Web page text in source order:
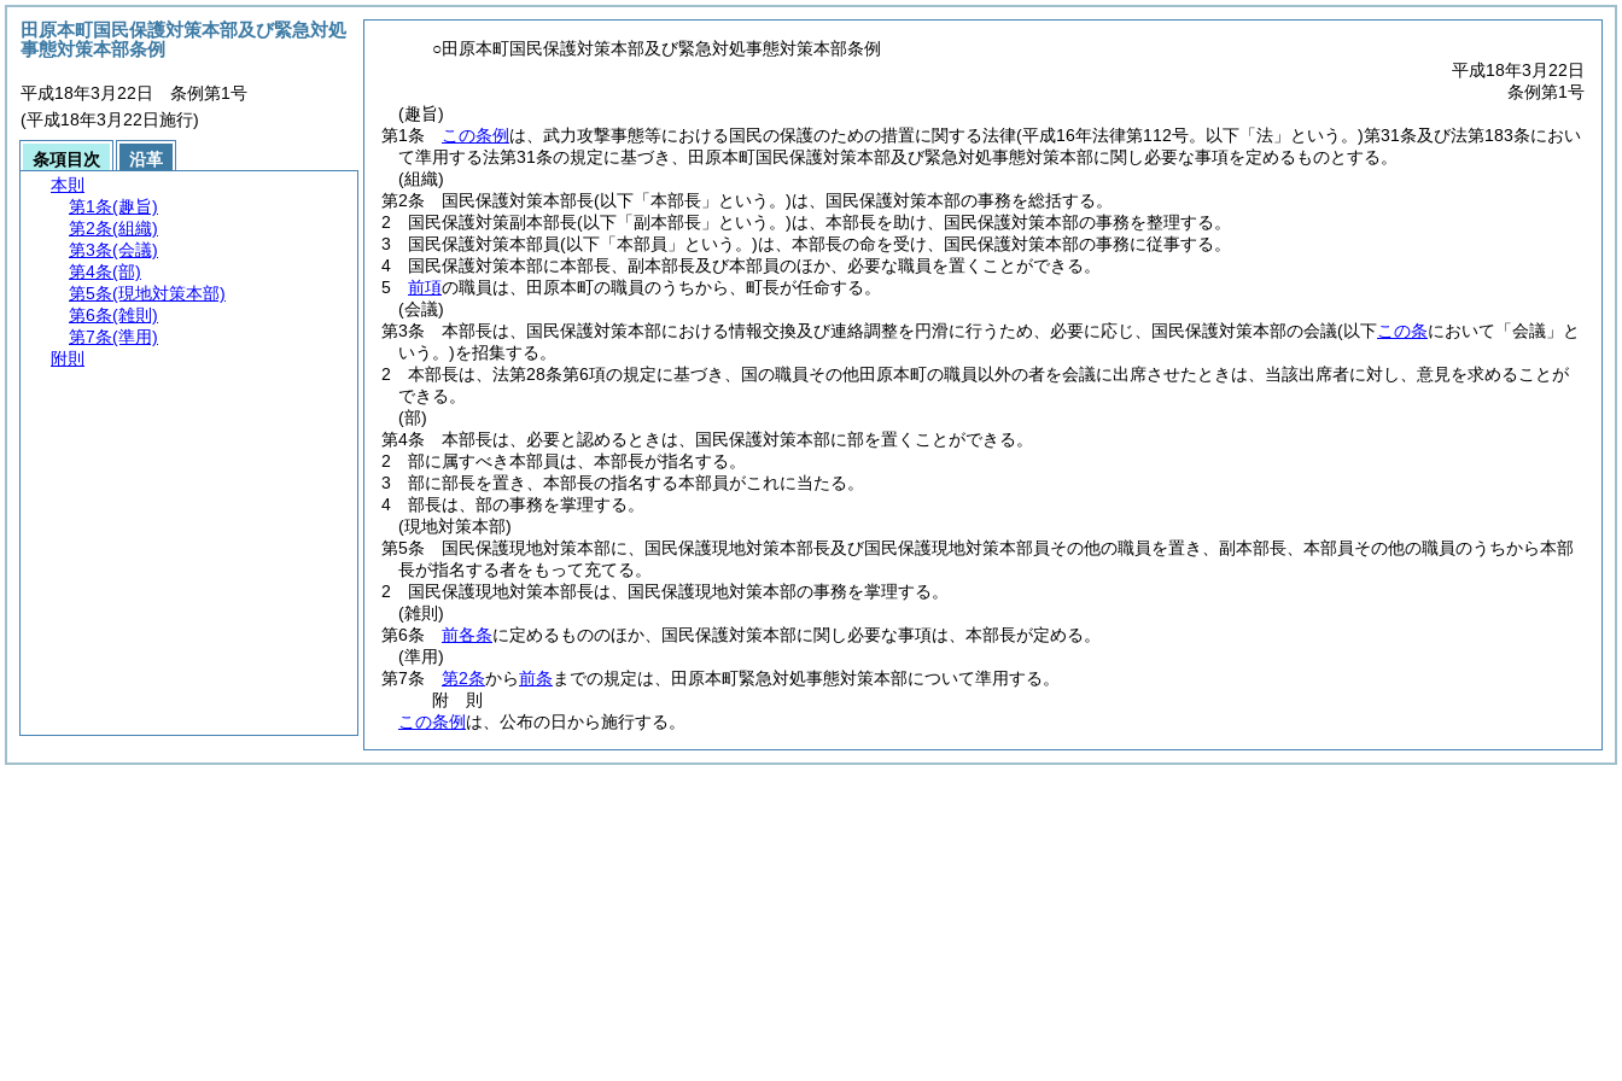
○田原本町国民保護対策本部及び緊急対処事態対策本部条例
平成18年3月22日
条例第1号
(趣旨)
第1条
この条例 は、武力攻撃事態等における国民の保護のための措置に関する法律(平成16年法律第112号。以下「法」という。)第31条及び法第183条におい
て準用する法第31条の規定に基づき、田原本町国民保護対策本部及び緊急対処事態対策本部に関し必要な事項を定めるものとする。
(組織)
第2条
国民保護対策本部長(以下「本部長」という。)は、国民保護対策本部の事務を総括する。
2
国民保護対策副本部長(以下「副本部長」という。)は、本部長を助け、国民保護対策本部の事務を整理する。
3
国民保護対策本部員(以下「本部員」という。)は、本部長の命を受け、国民保護対策本部の事務に従事する。
4
国民保護対策本部に本部長、副本部長及び本部員のほか、必要な職員を置くことができる。
5
前項の職員は、田原本町の職員のうちから、町長が任命する。
(会議)
第3条
本部長は、国民保護対策本部における情報交換及び連絡調整を円滑に行うため、必要に応じ、国民保護対策本部の会議(以下この条において「会議」と
いう。)を招集する。
2
本部長は、法第28条第6項の規定に基づき、国の職員その他田原本町の職員以外の者を会議に出席させたときは、当該出席者に対し、意見を求めることが
できる。
(部)
第4条
本部長は、必要と認めるときは、国民保護対策本部に部を置くことができる。
2
部に属すべき本部員は、本部長が指名する。
3
部に部長を置き、本部長の指名する本部員がこれに当たる。
4
部長は、部の事務を掌理する。
(現地対策本部)
第5条
国民保護現地対策本部に、国民保護現地対策本部長及び国民保護現地対策本部員その他の職員を置き、副本部長、本部員その他の職員のうちから本部
長が指名する者をもって充てる。
2
国民保護現地対策本部長は、国民保護現地対策本部の事務を掌理する。
(雑則)
第6条
前各条に定めるもののほか、国民保護対策本部に関し必要な事項は、本部長が定める。
(準用)
第7条
第2条から前条 までの規定は、田原本町緊急対処事態対策本部について準用する。
附 則
この条例 は、公布の日から施行する。
田原本町国民保護対策本部及び緊急対処
事態対策本部条例
平成18年3月22日 条例第1号
(平成18年3月22日施行)
条項目次
沿革
本則
第1条(趣旨)
第2条(組織)
第3条(会議)
第4条(部)
第5条(現地対策本部)
第6条(雑則)
第7条(準用)
附則